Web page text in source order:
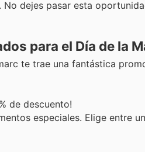
dejes pasar esta
para el Día de la
te trae una fantástica
de descuento!
especiales. Elige entre